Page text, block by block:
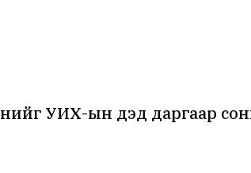
УИХ-ын дэд даргаар